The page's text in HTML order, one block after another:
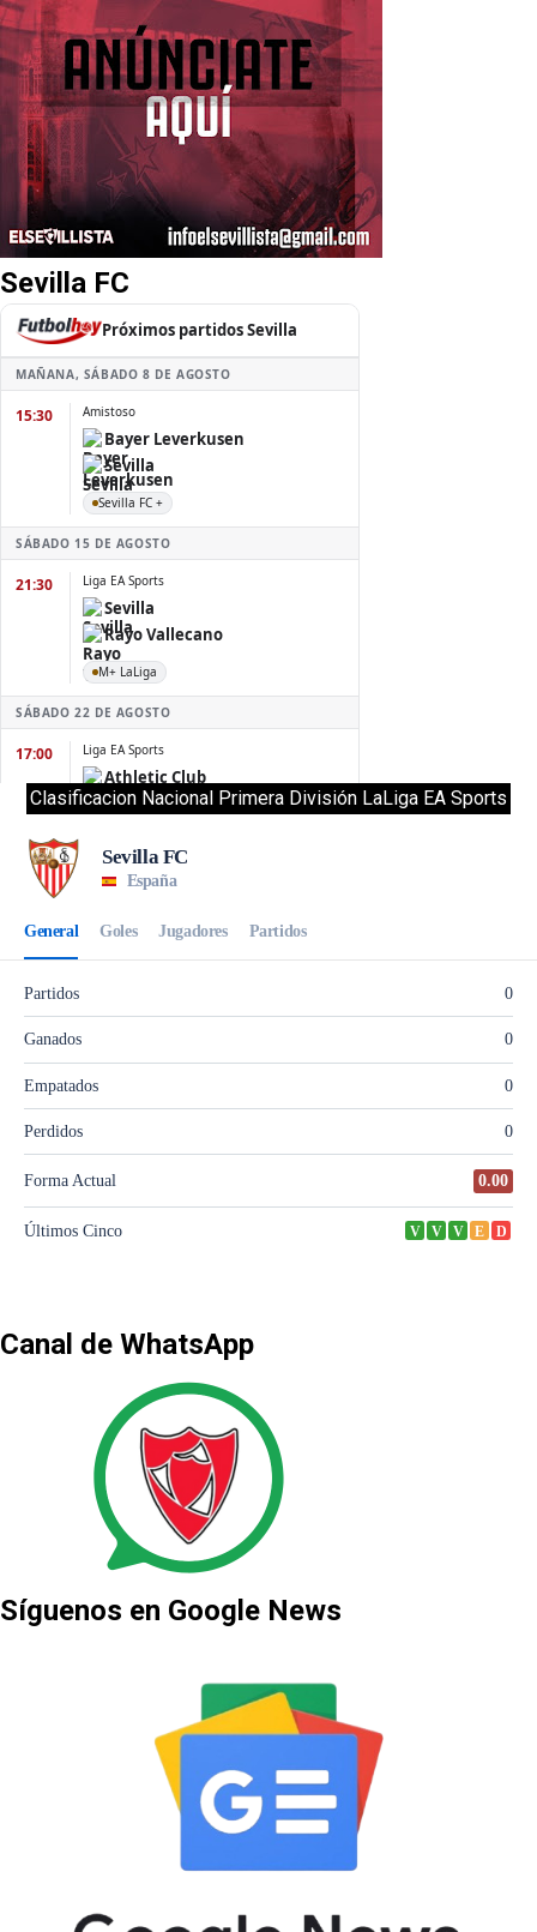
Sevilla FC
Clasificacion Nacional Primera División LaLiga EA Sports
Canal de WhatsApp
Síguenos en Google News